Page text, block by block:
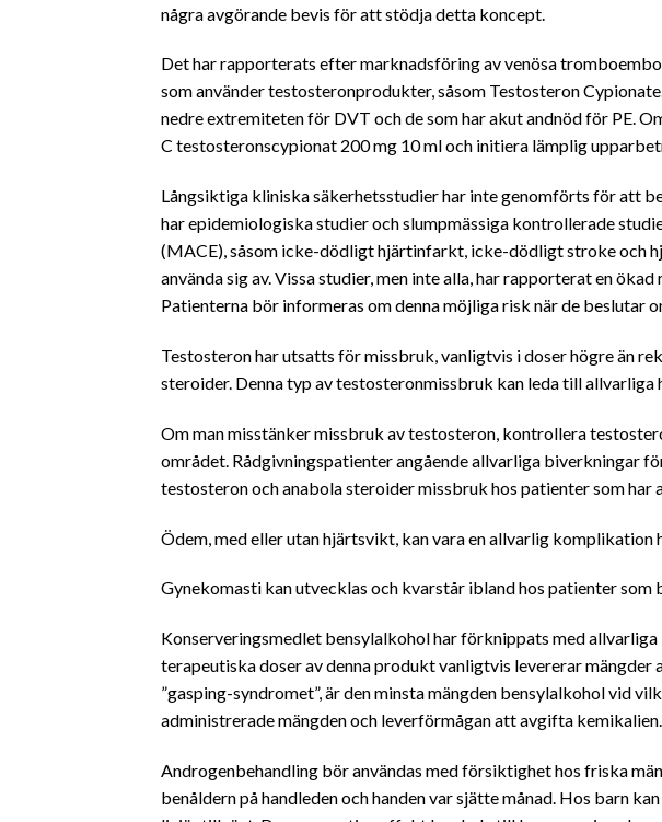
några avgörande bevis för att stödja detta koncept.
Det har rapporterats efter marknadsföring av venösa
som använder testosteronprodukter, såsom Testosteron
nedre extremiteten för DVT och de som har akut andnöd för PE.
C testosteronscypionat 200 mg 10 ml och initiera lämplig
Långsiktiga kliniska säkerhetsstudier har inte genomförts för att
har epidemiologiska studier och slumpmässiga kontrollerade
(MACE), såsom icke-dödligt hjärtinfarkt, icke-dödligt stroke och
använda sig av. Vissa studier, men inte alla, har rapporterat en
Patienterna bör informeras om denna möjliga risk när de beslutar
Testosteron har utsatts för missbruk, vanligtvis i doser högre än
steroider. Denna typ av testosteronmissbruk kan leda till
Om man misstänker missbruk av testosteron, kontrollera
området. Rådgivningspatienter angående allvarliga biverkningar
testosteron och anabola steroider missbruk hos patienter som
Ödem, med eller utan hjärtsvikt, kan vara en allvarlig
Gynekomasti kan utvecklas och kvarstår ibland hos patienter som
Konserveringsmedlet bensylalkohol har förknippats med
terapeutiska doser av denna produkt vanligtvis levererar
”gasping-syndromet”, är den minsta mängden bensylalkohol vid
administrerade mängden och leverförmågan att avgifta
Androgenbehandling bör användas med försiktighet hos friska
benåldern på handleden och handen var sjätte månad. Hos barn